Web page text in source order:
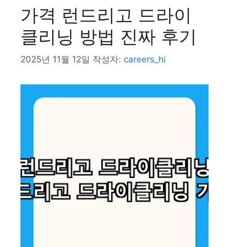
가격 런드리고 드라이
클리닝 방법 진짜 후기
2025년 11월 12일 작성자: careers_hi